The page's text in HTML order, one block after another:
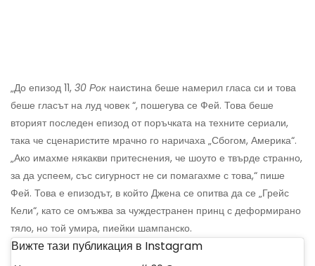
„До епизод 11, 30 Рок наистина беше намерил гласа си и това
беше гласът на луд човек “, пошегува се Фей. Това беше
вторият последен епизод от поръчката на техните сериали,
така че сценаристите мрачно го наричаха „Сбогом, Америка“.
„Ако имахме някакви притеснения, че шоуто е твърде странно,
за да успеем, със сигурност не си помагахме с това,“ пише
Фей. Това е епизодът, в който Джена се опитва да се „Грейс
Кели“, като се омъжва за чуждестранен принц с деформирано
тяло, но той умира, пиейки шампанско.
Вижте тази публикация в Instagram